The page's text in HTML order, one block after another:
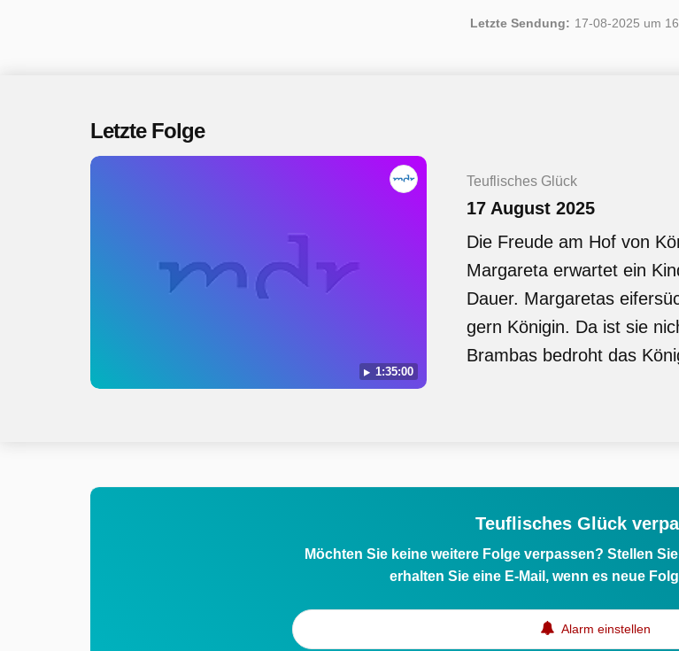
Letzte Sendung: 17-08-2025 um
Letzte Folge
1:35:00
Teuflisches Glück
17 August 2025
Die Freude am Hof von
Margareta erwartet ein
Dauer. Margaretas
gern Königin. Da ist sie
Brambas bedroht das
Teuflisches Glück
Möchten Sie keine weitere Folge verpassen? Stellen
erhalten Sie eine E-Mail, wenn es neue
Alarm einstellen